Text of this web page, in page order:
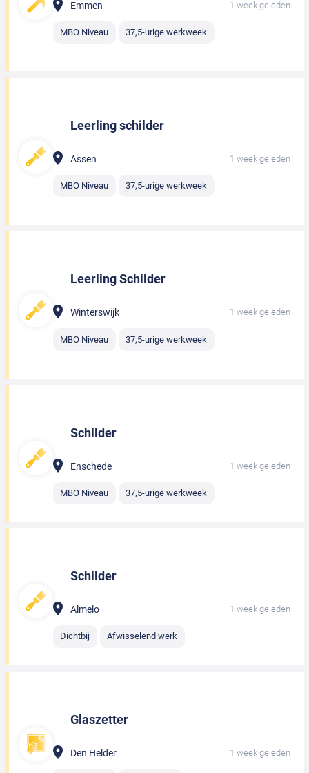
Emmen 1 week geleden
MBO Niveau 37,5-urige werkweek
Leerling schilder
Assen 1 week geleden
MBO Niveau 37,5-urige werkweek
Leerling Schilder
Winterswijk 1 week geleden
MBO Niveau 37,5-urige werkweek
Schilder
Enschede 1 week geleden
MBO Niveau 37,5-urige werkweek
Schilder
Almelo 1 week geleden
Dichtbij Afwisselend werk
Glaszetter
Den Helder 1 week geleden